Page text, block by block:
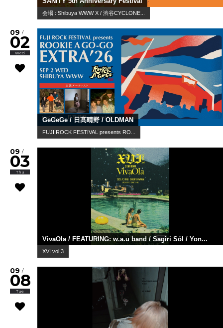
会場 : Shibuya WWW X / 渋谷CYCLONE...
09 /
02
Wed
GeGeGe / 日髙晴野 / OLDMAN
FUJI ROCK FESTIVAL presents RO...
09 /
03
Thu
VivaOla / FEATURING: w.a.u band / Sagiri Sól / Yon...
XVI vol.3
09 /
08
Tue